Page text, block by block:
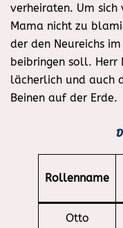
verheiraten. Um sich
Mama nicht zu
der den Neureichs
beibringen soll. Herr
lächerlich und auch
Beinen auf der Erde.
Rollenname
Otto